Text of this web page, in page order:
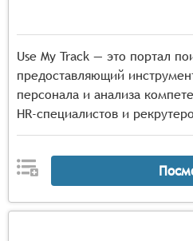
Use My Track — это портал
предоставляющий
персонала и анализа
HR-специалистов и